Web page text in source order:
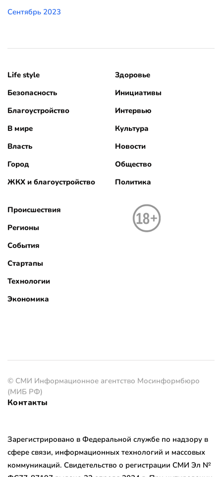
Сентябрь 2023
Life style
Безопасность
Благоустройство
В мире
Власть
Город
ЖКХ и благоустройство
Здоровье
Инициативы
Интервью
Культура
Новости
Общество
Политика
Происшествия
Регионы
События
Стартапы
Технологии
Экономика
© СМИ Информационное агентство Мосинформбюро
(МИБ РФ)
Контакты
Зарегистрировано в Федеральной службе по надзору в
сфере связи, информационных технологий и массовых
коммуникаций. Свидетельство о регистрации СМИ Эл №